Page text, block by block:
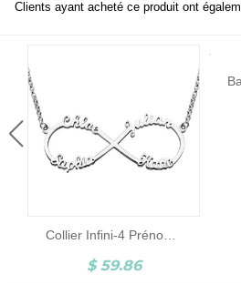
Clients ayant acheté ce produit ont
Collier Infini-4 Prénoms-Argent
$ 59.86